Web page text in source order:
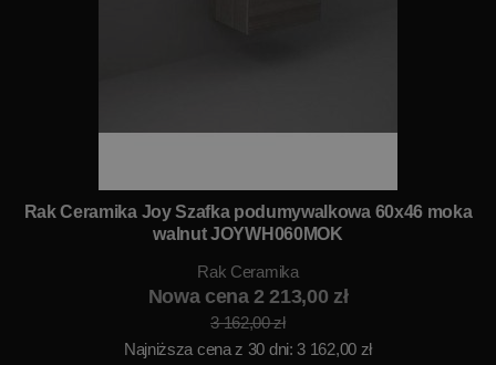
Rak Ceramika Joy Szafka podumywalkowa 60x46 moka
walnut JOYWH060MOK
Rak Ceramika
Nowa cena 2 213,00 zł
3 162,00 zł
Najniższa cena z 30 dni: 3 162,00 zł